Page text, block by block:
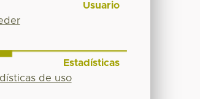
Usuario
Estadísticas
de uso